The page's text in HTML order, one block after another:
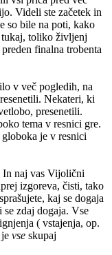
Videli ste začetek in
so bile na poti, kako
tukaj, toliko življenj
finalna trobenta
v več pogledih, na
Nekateri, ki
presenetili.
tema v resnici gre.
je v resnici
In naj vas Vijolični
izgoreva, čisti, tako
kaj se dogaja
zdaj dogaja. Vse
( vstajenja, op.
vse skupaj